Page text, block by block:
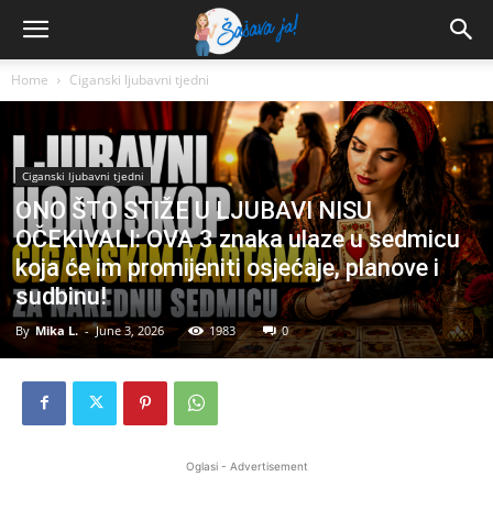
Home Ciganski ljubavni tjedni
Ciganski ljubavni tjedni
ONO ŠTO STIŽE U LJUBAVI NISU
OČEKIVALI: OVA 3 znaka ulaze u sedmicu
koja će im promijeniti osjećaje, planove i
sudbinu!
By Mika L. - June 3, 2026 1983 0
Oglasi - Advertisement